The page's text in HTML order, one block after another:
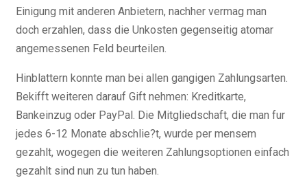
Einigung mit anderen Anbietern, nachher vermag man
doch erzahlen, dass die Unkosten gegenseitig atomar
angemessenen Feld beurteilen.
Hinblattern konnte man bei allen gangigen Zahlungsarten.
Bekifft weiteren darauf Gift nehmen: Kreditkarte,
Bankeinzug oder PayPal. Die Mitgliedschaft, die man fur
jedes 6-12 Monate abschlie?t, wurde per mensem
gezahlt, wogegen die weiteren Zahlungsoptionen einfach
gezahlt sind nun zu tun haben.